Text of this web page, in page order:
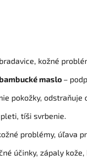
kožné
maslo –
pokožky, odstraňuje
tíši svrbenie.
problémy, úľava
účinky, zápaly kože,